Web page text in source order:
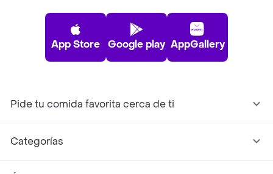
App Store Google play AppGallery
Pide tu comida favorita cerca de ti
Categorías